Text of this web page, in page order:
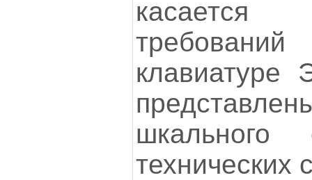
касается
шкального
технических